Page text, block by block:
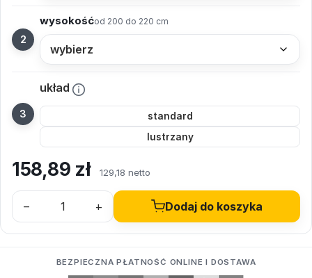
wysokośćod 200 do 220 cm
układ
standard
lustrzany
158,89 zł 129,18 netto
– + Dodaj do koszyka
BEZPIECZNA PŁATNOŚĆ ONLINE I DOSTAWA